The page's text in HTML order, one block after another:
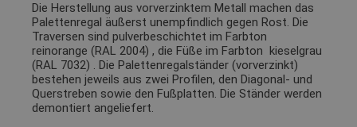
Die Herstellung aus vorverzinktem Metall machen das
Palettenregal äußerst unempfindlich gegen Rost. Die
Traversen sind pulverbeschichtet im Farbton
reinorange (RAL 2004) , die Füße im Farbton
kieselgrau
(RAL 7032) . Die Palettenregalständer (vorverzinkt)
bestehen jeweils aus zwei Profilen, den Diagonal- und
Querstreben sowie den Fußplatten. Die Ständer werden
demontiert angeliefert.